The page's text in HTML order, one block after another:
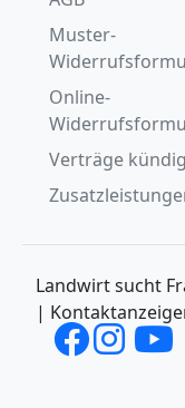
Muster-
Online-
Verträge
Landwirt sucht
|